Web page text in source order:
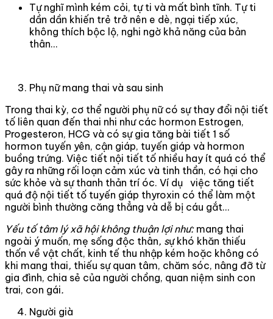
Tự nghĩ mình kém cỏi, tự ti và mất bình tĩnh. Tự ti
dần dần khiến trẻ trở nên e dè, ngại tiếp xúc,
không thích bộc lộ, nghi ngờ khả năng của bản
thân...
Phụ nữ mang thai và sau sinh
Trong thai kỳ, cơ thể người phụ nữ có sự thay đổi nội tiết
tố liên quan đến thai nhi như các hormon Estrogen,
Progesteron, HCG và có sự gia tăng bài tiết 1 số
hormon tuyến yên, cận giáp, tuyến giáp và hormon
buồng trứng. Việc tiết nội tiết tố nhiều hay ít quá có thể
gây ra những rối loạn cảm xúc và tinh thần, có hại cho
sức khỏe và sự thanh thản trí óc. Ví dụ việc tăng tiết
quá độ nội tiết tố tuyến giáp thyroxin có thể làm một
người bình thường căng thẳng và dễ bị cáu gắt…
Yếu tố tâm lý xã hội không thuận lợi như: mang thai
ngoài ý muốn, mẹ sống độc thân, sự khó khăn thiếu
thốn về vật chất, kinh tế thu nhập kém hoặc không có
khi mang thai, thiếu sự quan tâm, chăm sóc, nâng đỡ từ
gia đình, chia sẻ của người chồng, quan niệm sinh con
trai, con gái.
Người già